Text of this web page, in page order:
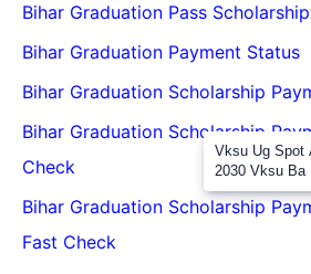
Bihar Graduation Pass
Bihar Graduation Payment Status
Bihar Graduation Scholarship
Bihar Graduation Scholarship
Check
Bihar Graduation Scholarship
Fast Check
Vksu Ug Spot
2030 Vksu Ba
Admission